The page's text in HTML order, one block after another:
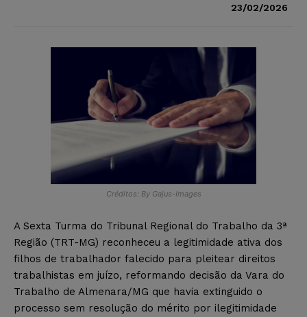
23/02/2026
Créditos: By Gajus-Images
A Sexta Turma do Tribunal Regional do Trabalho da 3ª
Região (TRT-MG) reconheceu a legitimidade ativa dos
filhos de trabalhador falecido para pleitear direitos
trabalhistas em juízo, reformando decisão da Vara do
Trabalho de Almenara/MG que havia extinguido o
processo sem resolução do mérito por ilegitimidade